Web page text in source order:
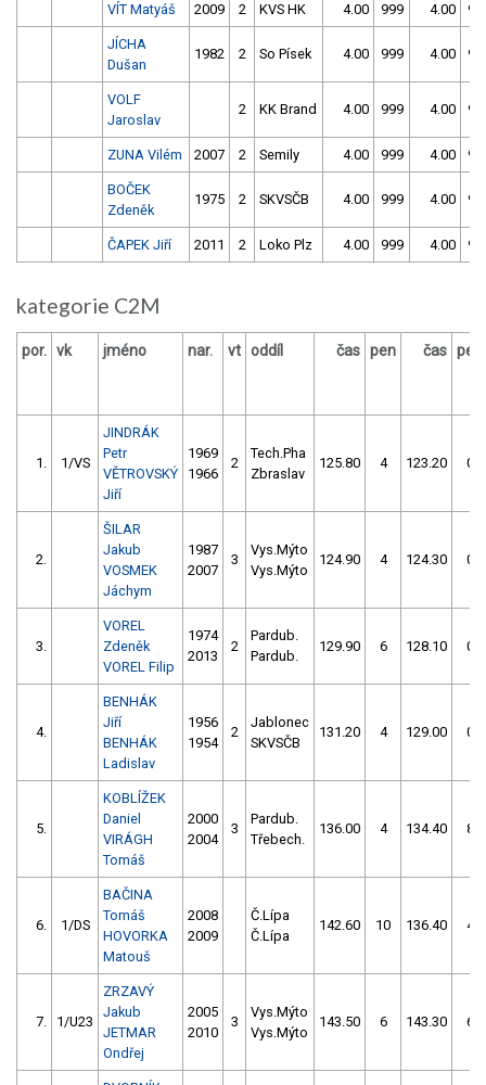
VÍT Matyáš 2009 2 KVS HK 4.00 999 4.00
JÍCHA
Dušan
1982 2 So Písek 4.00 999 4.00
VOLF
Jaroslav
2 KK Brand 4.00 999 4.00
ZUNA Vilém 2007 2 Semily 4.00 999 4.00
BOČEK
Zdeněk
1975 2 SKVSČB 4.00 999 4.00
ČAPEK Jiří 2011 2 Loko Plz 4.00 999 4.00
kategorie C2M
por. vk jméno nar. vt oddíl čas pen čas pen
1. 1/VS
JINDRÁK
Petr
VĚTROVSKÝ
Jiří
1969
1966
2
Tech.Pha
Zbraslav
125.80 4 123.20 0
2.
ŠILAR
Jakub
VOSMEK
Jáchym
1987
2007
3
Vys.Mýto
Vys.Mýto
124.90 4 124.30 0
3.
VOREL
Zdeněk
VOREL Filip
1974
2013
2
Pardub.
Pardub.
129.90 6 128.10 0
4.
BENHÁK
Jiří
BENHÁK
Ladislav
1956
1954
2
Jablonec
SKVSČB
131.20 4 129.00 0
5.
KOBLÍŽEK
Daniel
VIRÁGH
Tomáš
2000
2004
3
Pardub.
Třebech.
136.00 4 134.40 8
6. 1/DS
BAČINA
Tomáš
HOVORKA
Matouš
2008
2009
Č.Lípa
Č.Lípa
142.60 10 136.40 4
7. 1/U23
ZRZAVÝ
Jakub
JETMAR
Ondřej
2005
2010
3
Vys.Mýto
Vys.Mýto
143.50 6 143.30 6